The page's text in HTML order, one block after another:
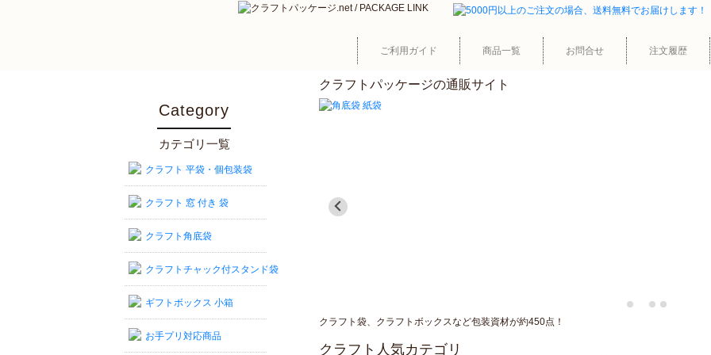
ご利用ガイド 商品一覧 お問合せ 注文履歴
Category
カテゴリ一覧
クラフト 平袋・個包装袋
クラフト 窓 付き 袋
クラフト角底袋
クラフトチャック付スタンド袋
ギフトボックス 小箱
お手プリ対応商品
クラフトパッケージの通販サイト
クラフト袋、クラフトボックスなど包装資材が約450点！
クラフト人気カテゴリ